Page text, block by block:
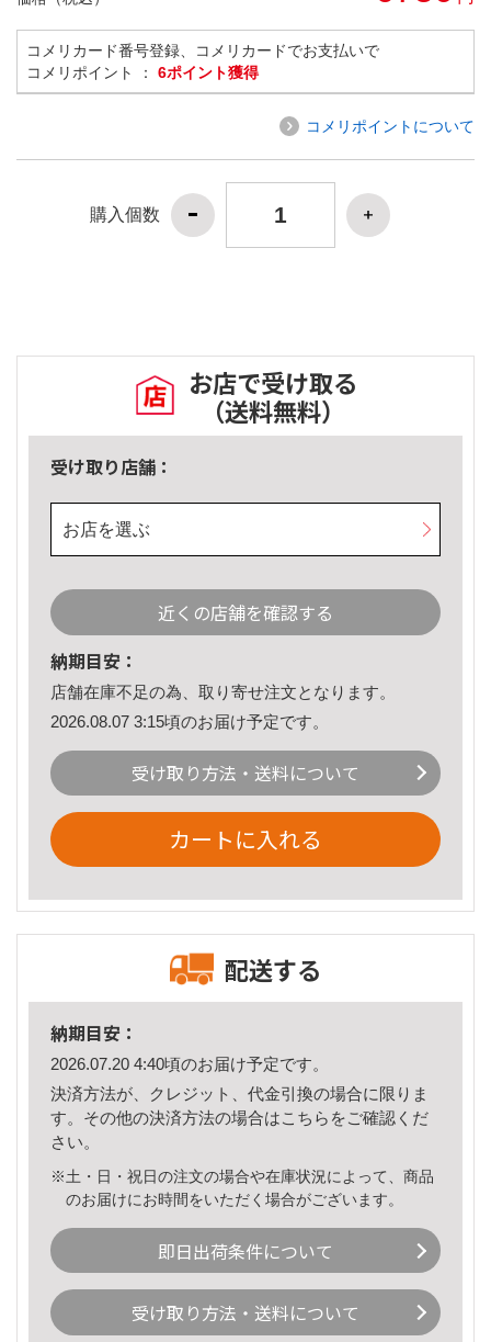
コメリカード番号登録、コメリカードでお支払いで
コメリポイント ： 6ポイント獲得
コメリポイントについて
購入個数
お店で受け取る
（送料無料）
受け取り店舗：
お店を選ぶ
近くの店舗を確認する
納期目安：
店舗在庫不足の為、取り寄せ注文となります。
2026.08.07 3:15頃のお届け予定です。
受け取り方法・送料について
カートに入れる
配送する
納期目安：
2026.07.20 4:40頃のお届け予定です。
決済方法が、クレジット、代金引換の場合に限りま
す。その他の決済方法の場合はこちら をご確認くだ
さい。
※土・日・祝日の注文の場合や在庫状況によって、商品
のお届けにお時間をいただく場合がございます。
即日出荷条件について
受け取り方法・送料について